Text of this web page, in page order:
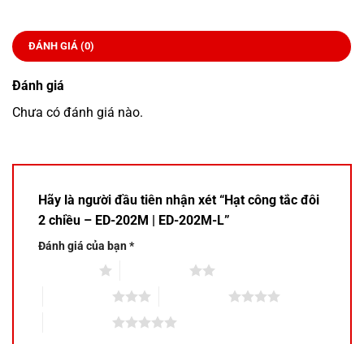
ĐÁNH GIÁ (0)
Đánh giá
Chưa có đánh giá nào.
Hãy là người đầu tiên nhận xét “Hạt công tắc đôi
2 chiều – ED-202M | ED-202M-L”
Đánh giá của bạn*